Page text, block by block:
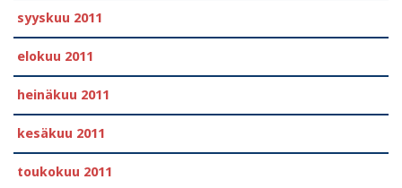
syyskuu 2011
elokuu 2011
heinäkuu 2011
kesäkuu 2011
toukokuu 2011